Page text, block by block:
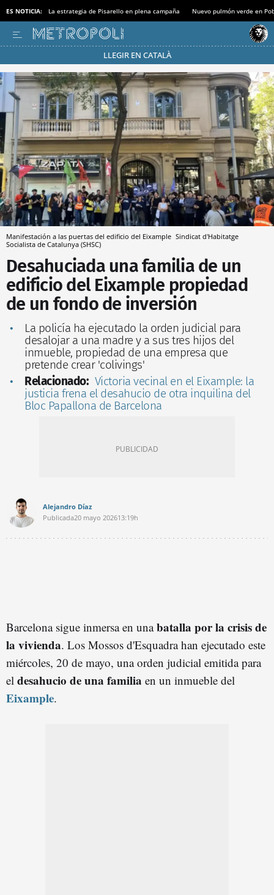
ES NOTICIA: La estrategia de Pisarello en plena campaña Nuevo pulmón verde en
LLEGIR EN CATALÀ
Pásate al MODO AHORRO
Manifestación a las puertas del edificio del Eixample Sindicat d'Habitatge
Socialista de Catalunya (SHSC)
Desahuciada una familia de un
edificio del Eixample propiedad
de un fondo de inversión
La policía ha ejecutado la orden judicial para
desalojar a una madre y a sus tres hijos del
inmueble, propiedad de una empresa que
pretende crear 'colivings'
Relacionado: Victoria vecinal en el Eixample: la
justicia frena el desahucio de otra inquilina del
Bloc Papallona de Barcelona
Alejandro Díaz
Publicada20 mayo 202613:19h
Barcelona sigue inmersa en unabatalla por la crisis de
la vivienda. Los Mossos d'Esquadra han ejecutado este
miércoles, 20 de mayo, una orden judicial emitida para
el desahucio de una familia en un inmueble del
Eixample.